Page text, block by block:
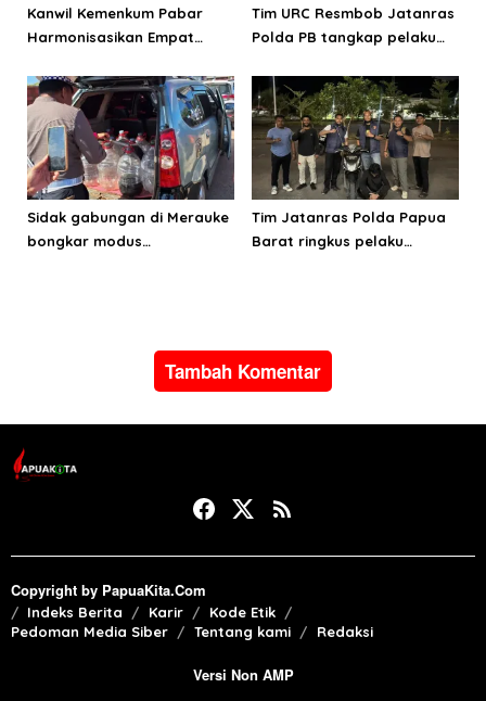
Kanwil Kemenkum Pabar
Harmonisasikan Empat
Wondama
Tim URC Resmbob Jatanras
Polda PB tangkap pelaku
Sidak gabungan di Merauke
bongkar modus
Tim Jatanras Polda Papua
Barat ringkus pelaku
Tambah Komentar
Copyright by PapuaKita.Com
Indeks Berita Karir
Kode Etik
Pedoman Media Siber
Tentang kami Redaksi
Versi Non AMP